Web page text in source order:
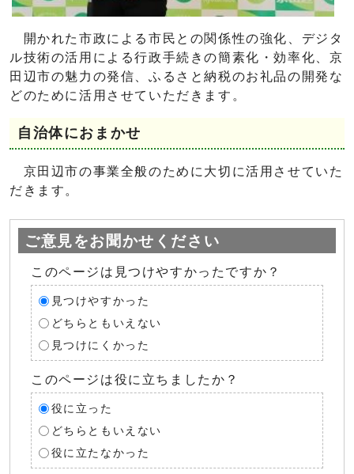
開かれた市政による市民との関係性の強化、デジタ
ル技術の活用による行政手続きの簡素化・効率化、京
田辺市の魅力の発信、ふるさと納税のお礼品の開発な
どのために活用させていただきます。
自治体におまかせ
京田辺市の事業全般のために大切に活用させていた
だきます。
ご意見をお聞かせください
このページは見つけやすかったですか？
見つけやすかった
どちらともいえない
見つけにくかった
このページは役に立ちましたか？
役に立った
どちらともいえない
役に立たなかった